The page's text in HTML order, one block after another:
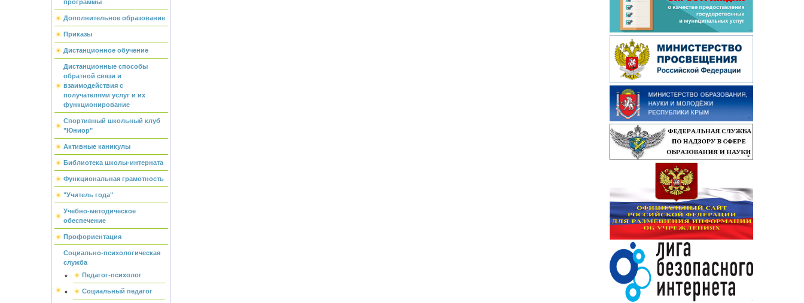
программы
Дополнительное образование
Приказы
Дистанционное обучение
Дистанционные способы
обратной связи и
взаимодействия с
получателями услуг и их
функционирование
Спортивный школьный клуб
"Юниор"
Активные каникулы
Библиотека школы-интерната
Функциональная грамотность
"Учитель года"
Учебно-методическое
обеспечение
Профориентация
Социально-психологическая
служба
Педагог-психолог
Социальный педагог